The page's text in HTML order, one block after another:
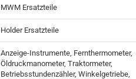
MWM Ersatzteile
Holder Ersatzteile
Anzeige-Instrumente, Fernthermometer,
Öldruckmanometer, Traktormeter,
Betriebsstundenzähler, Winkelgetriebe,